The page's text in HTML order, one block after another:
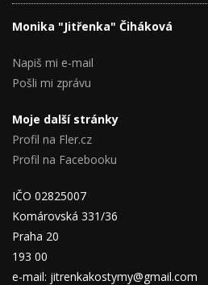
Monika "Jitřenka" Čiháková
Napiš mi e-mail
Pošli mi zprávu
Moje další stránky
Profil na Fler.cz
Profil na Facebooku
IČO 02825007
Komárovská 331/36
Praha 20
193 00
e-mail: jitrenkakostymy@gmail.com